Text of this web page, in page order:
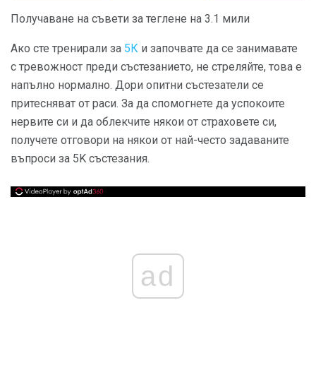
Получаване на съвети за теглене на 3.1 мили
Ако сте тренирали за 5К и започвате да се занимавате
с тревожност преди състезанието, не стреляйте, това е
напълно нормално. Дори опитни състезатели се
притесняват от раси. За да спомогнете да успокоите
нервите си и да облекчите някои от страховете си,
получете отговори на някои от най-често задаваните
въпроси за 5K състезания.
ad